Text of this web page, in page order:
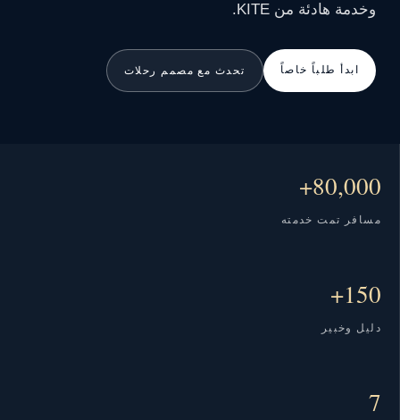
وخدمة هادئة من KITE.
ابدأ طلباً خاصاً تحدث مع مصمم رحلات
80,000+
مسافر تمت خدمته
150+
دليل وخبير
7